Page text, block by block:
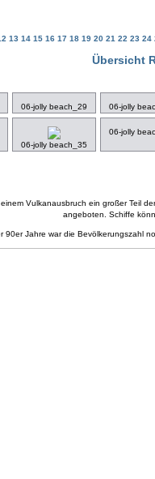
13 14 15 16 17 18 19 20 21 22 23 24
Übersicht
06-jolly beach_29 06-jolly
06-jolly beach_35
06-jolly
Vulkanausbruch ein großer Teil
angeboten. Schiffe
Jahre war die Bevölkerungszahl